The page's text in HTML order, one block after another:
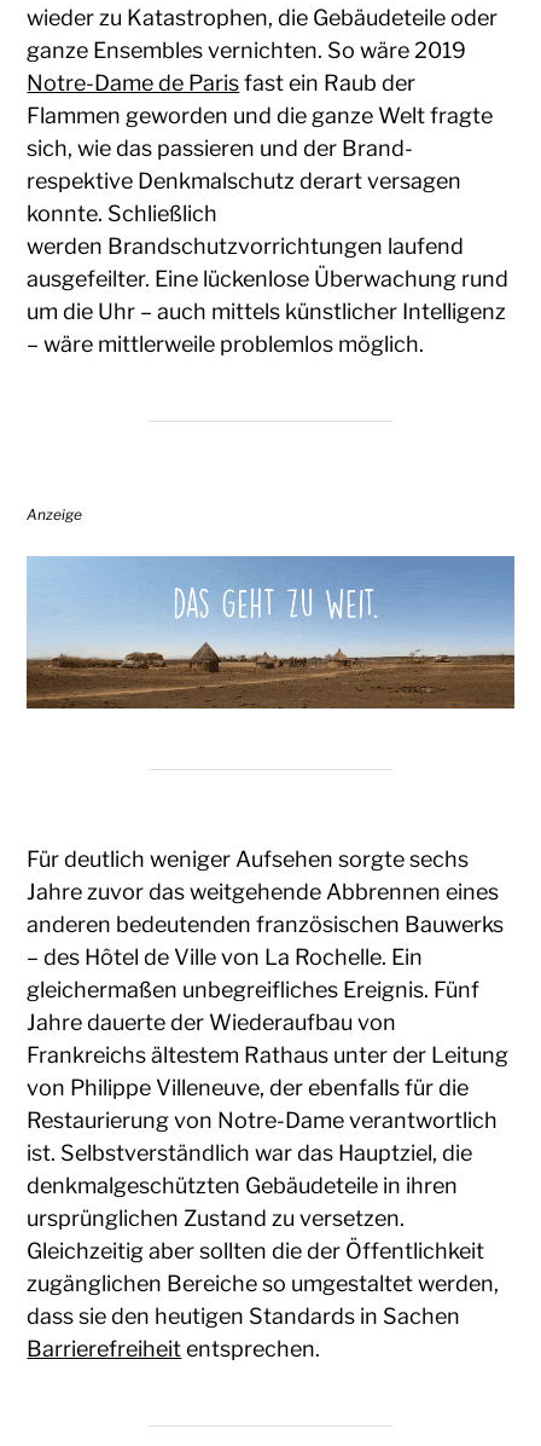
wieder zu Katastrophen, die Gebäudeteile oder
ganze Ensembles vernichten. So wäre 2019
Notre-Dame de Parisfast ein Raub der
Flammen geworden und die ganze Welt fragte
sich, wie das passieren und der Brand-
respektive Denkmalschutz derart versagen
konnte. Schließlich
werden Brandschutzvorrichtungen laufend
ausgefeilter. Eine lückenlose Überwachung rund
um die Uhr – auch mittels künstlicher Intelligenz
– wäre mittlerweile problemlos möglich.
Anzeige
Für deutlich weniger Aufsehen sorgte sechs
Jahre zuvor das weitgehende Abbrennen eines
anderen bedeutenden französischen Bauwerks
– des Hôtel de Ville von La Rochelle. Ein
gleichermaßen unbegreifliches Ereignis. Fünf
Jahre dauerte der Wiederaufbau von
Frankreichs ältestem Rathaus unter der Leitung
von Philippe Villeneuve, der ebenfalls für die
Restaurierung von Notre-Dame verantwortlich
ist. Selbstverständlich war das Hauptziel, die
denkmalgeschützten Gebäudeteile in ihren
ursprünglichen Zustand zu versetzen.
Gleichzeitig aber sollten die der Öffentlichkeit
zugänglichen Bereiche so umgestaltet werden,
dass sie den heutigen Standards in Sachen
Barrierefreiheitentsprechen.